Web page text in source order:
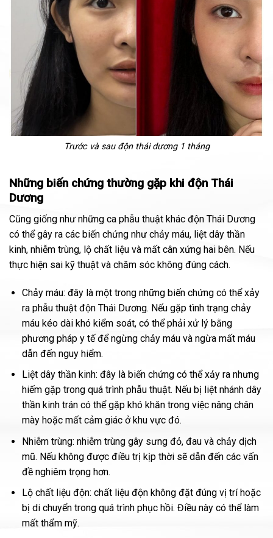
Trước và sau độn thái dương 1 tháng
Những biến chứng thường gặp khi độn Thái
Dương
Cũng giống như những ca phẫu thuật khác độn Thái Dương
có thể gây ra các biến chứng như chảy máu, liệt dây thần
kinh, nhiễm trùng, lộ chất liệu và mất cân xứng hai bên. Nếu
thực hiện sai kỹ thuật và chăm sóc không đúng cách.
Chảy máu: đây là một trong những biến chứng có thể xảy
ra phẫu thuật độn Thái Dương. Nếu gặp tình trạng chảy
máu kéo dài khó kiểm soát, có thể phải xử lý bằng
phương pháp y tế để ngừng chảy máu và ngừa mất máu
dẫn đến nguy hiểm.
Liệt dây thần kinh: đây là biến chứng có thể xảy ra nhưng
hiếm gặp trong quá trình phẫu thuật. Nếu bị liệt nhánh dây
thần kinh trán có thể gặp khó khăn trong việc nâng chân
mày hoặc mất cảm giác ở khu vực đó.
Nhiễm trùng: nhiễm trùng gây sưng đỏ, đau và chảy dịch
mũ. Nếu không được điều trị kịp thời sẽ dẫn đến các vấn
đề nghiêm trọng hơn.
Lộ chất liệu độn: chất liệu độn không đặt đúng vị trí hoặc
bị di chuyển trong quá trình phục hồi. Điều này có thể làm
mất thẩm mỹ.